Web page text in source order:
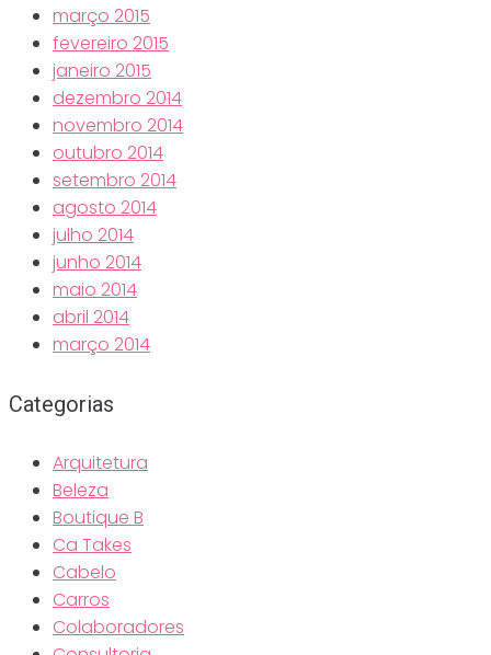
março 2015
fevereiro 2015
janeiro 2015
dezembro 2014
novembro 2014
outubro 2014
setembro 2014
agosto 2014
julho 2014
junho 2014
maio 2014
abril 2014
março 2014
Categorias
Arquitetura
Beleza
Boutique B
Ca Takes
Cabelo
Carros
Colaboradores